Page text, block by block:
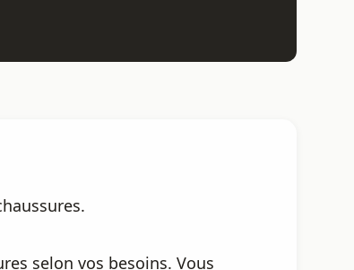
selon vos besoins. Vous